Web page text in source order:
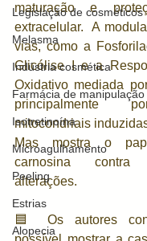
Legislação de cosméticos
Melasma
Indústria cosmética
Farmácia de manipulação
Isotretinoína
Microagulhamento
Peeling
Estrias
Alopecia
maturação e
extracelular.  A
vias, como a
Glicólise I e a
Oxidativo mediada
principalmente
mitocondriais
Mas mostra o
carnosina
alterações.
🟦 Os autores